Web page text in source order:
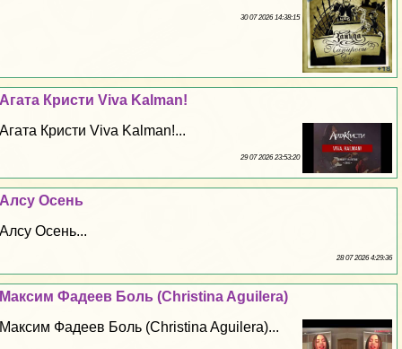
30 07 2026 14:38:15
Агата Кристи Viva Kalman!
Агата Кристи Viva Kalman!...
29 07 2026 23:53:20
Алсу Осень
Алсу Осень...
28 07 2026 4:29:36
Максим Фадеев Боль (Christina Aguilera)
Максим Фадеев Боль (Christina Aguilera)...